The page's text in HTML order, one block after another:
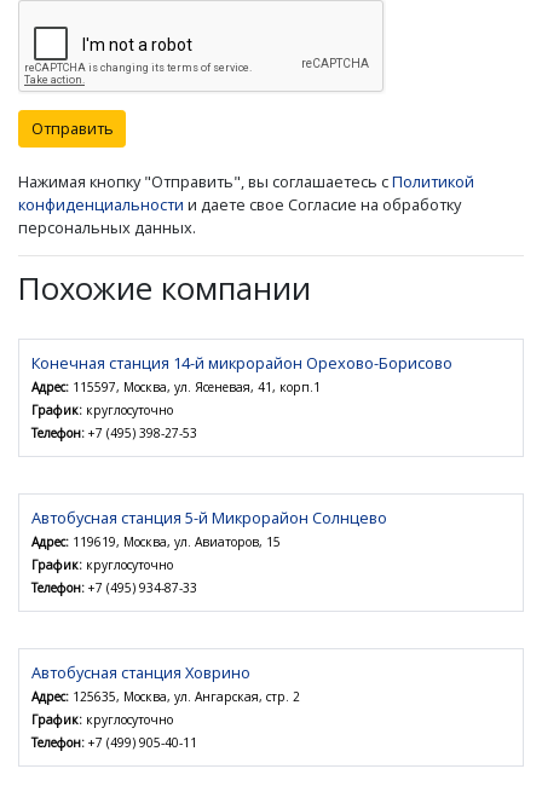
Отправить
Нажимая кнопку "Отправить", вы соглашаетесь сПолитикой
конфиденциальности и даете свое Согласие на обработку
персональных данных.
Похожие компании
Конечная станция 14-й микрорайон Орехово-Борисово
Адрес: 115597, Москва, ул. Ясеневая, 41, корп.1
График: круглосуточно
Телефон: +7 (495) 398-27-53
Автобусная станция 5-й Микрорайон Солнцево
Адрес: 119619, Москва, ул. Авиаторов, 15
График: круглосуточно
Телефон: +7 (495) 934-87-33
Автобусная станция Ховрино
Адрес: 125635, Москва, ул. Ангарская, стр. 2
График: круглосуточно
Телефон: +7 (499) 905-40-11